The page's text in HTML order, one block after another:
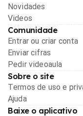
Novidades
Videos
Comunidade
Entrar ou criar conta
Enviar cifras
Pedir videoaula
Sobre o site
Termos de uso e
Ajuda
Baixe o aplicativo